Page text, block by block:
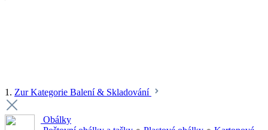
1. Zur Kategorie Balení & Skladování
Obálky